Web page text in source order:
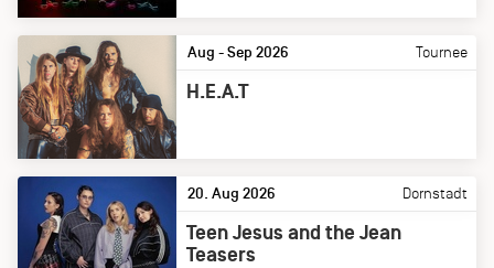
Tournee
Aug - Sep 2026
H.E.A.T
Dornstadt
20. Aug 2026
Teen Jesus and the Jean
Teasers